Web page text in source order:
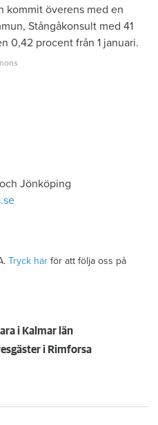
kommit överens med en
Stångåkonsult med 41
0,42 procent från 1 januari.
Jönköping
Tryck här för att följa oss på
i Kalmar län
i Rimforsa